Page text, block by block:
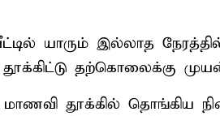
யாரும் இல்லாத
தற்கொலைக்கு
மாணவி தூக்கில் தொங்கிய